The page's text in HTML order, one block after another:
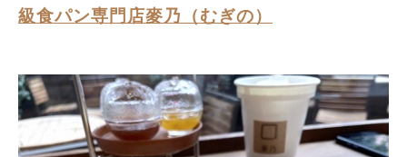
級食パン専門店麥乃（むぎの）